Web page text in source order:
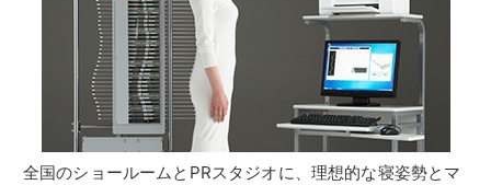
全国のショールームとPRスタジオに、理想的な寝姿勢とマ